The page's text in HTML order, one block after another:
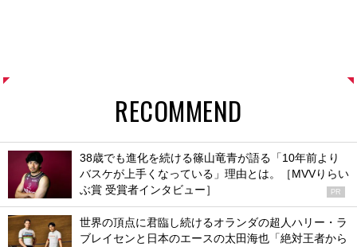
RECOMMEND
38歳でも進化を続ける篠山竜青が語る「10年前より
バスケが上手くなっている」理由とは。［MVVりらい
ぶ賞 受賞者インタビュー］
PR
世界の頂点に君臨し続けるオランダの超人ハリー・ラ
ブレイセンと日本のエースの太田海也「絶対王者から